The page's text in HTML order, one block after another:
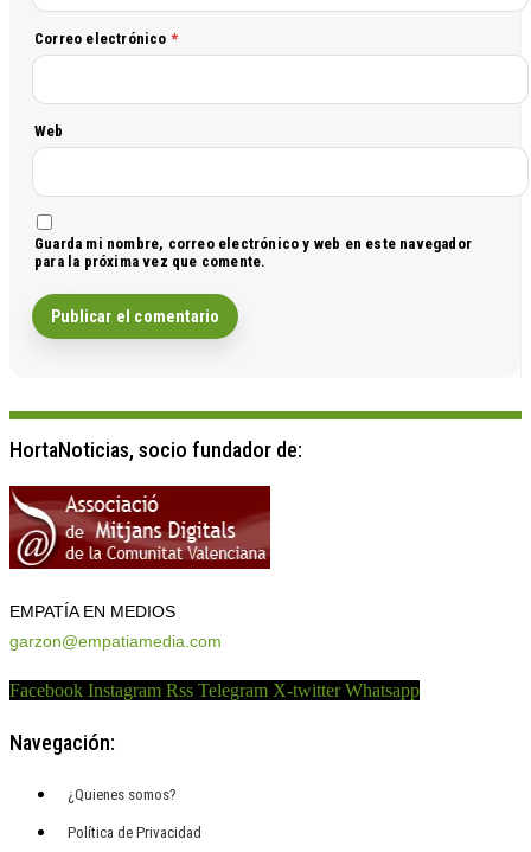
Correo electrónico *
Web
Guarda mi nombre, correo electrónico y web en este navegador
para la próxima vez que comente.
HortaNoticias, socio fundador de:
EMPATÍA EN MEDIOS
garzon@empatiamedia.com
Facebook Instagram Rss Telegram X-twitter Whatsapp
Navegación:
¿Quienes somos?
Política de Privacidad